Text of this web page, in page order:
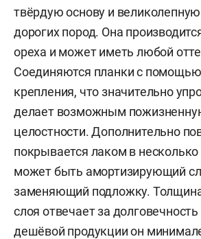
твёрдую основу и
дорогих пород. Она
ореха и может иметь любой
Соединяются планки с
крепления, что значительно
делает возможным
целостности. Дополнительно
покрывается лаком в несколько
может быть амортизирующий
заменяющий подложку.
слоя отвечает за
дешёвой продукции он